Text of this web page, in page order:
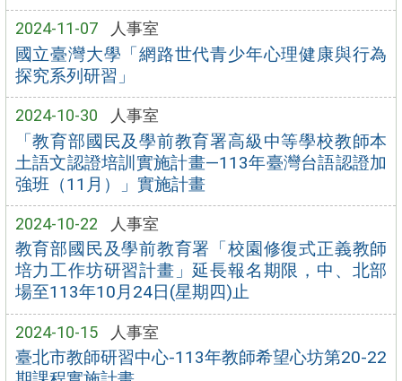
2024-11-07 人事室
國立臺灣大學「網路世代青少年心理健康與行為
探究系列研習」
2024-10-30 人事室
「教育部國民及學前教育署高級中等學校教師本
土語文認證培訓實施計畫—113年臺灣台語認證加
強班（11月）」實施計畫
2024-10-22 人事室
教育部國民及學前教育署「校園修復式正義教師
培力工作坊研習計畫」延長報名期限，中、北部
場至113年10月24日(星期四)止
2024-10-15 人事室
臺北市教師研習中心-113年教師希望心坊第20-22